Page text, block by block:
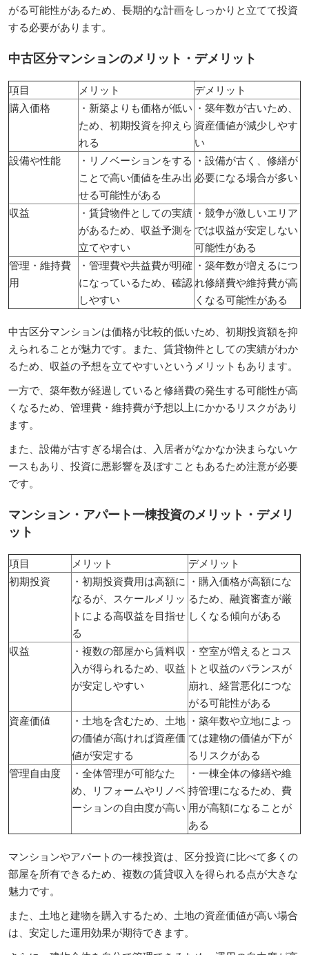
がる可能性があるため、長期的な計画をしっかりと立てて投資
する必要があります。
中古区分マンションのメリット・デメリット
項目 メリット
デメリット
購入価格
・新築よりも価格が低い
ため、初期投資を抑えら
れる
・築年数が古いため、
資産価値が減少しやす
い
設備や性能
・リノベーションをする
ことで高い価値を生み出
せる可能性がある
・設備が古く、修繕が
必要になる場合が多い
収益
・賃貸物件としての実績
があるため、収益予測を
立てやすい
・競争が激しいエリア
では収益が安定しない
可能性がある
管理・維持費
用
・管理費や共益費が明確
になっているため、確認
しやすい
・築年数が増えるにつ
れ修繕費や維持費が高
くなる可能性がある
中古区分マンションは価格が比較的低いため、初期投資額を抑
えられることが魅力です。また、賃貸物件としての実績がわか
るため、収益の予想を立てやすいというメリットもあります。
一方で、築年数が経過していると修繕費の発生する可能性が高
くなるため、管理費・維持費が予想以上にかかるリスクがあり
ます。
また、設備が古すぎる場合は、入居者がなかなか決まらないケ
ースもあり、投資に悪影響を及ぼすこともあるため注意が必要
です。
マンション・アパート一棟投資のメリット・デメリ
ット
項目 メリット
デメリット
初期投資
・初期投資費用は高額に
なるが、スケールメリッ
トによる高収益を目指せ
る
・購入価格が高額にな
るため、融資審査が厳
しくなる傾向がある
収益
・複数の部屋から賃料収
入が得られるため、収益
が安定しやすい
・空室が増えるとコス
トと収益のバランスが
崩れ、経営悪化につな
がる可能性がある
資産価値
・土地を含むため、土地
の価値が高ければ資産価
値が安定する
・築年数や立地によっ
ては建物の価値が下が
るリスクがある
管理自由度
・全体管理が可能なた
め、リフォームやリノベ
ーションの自由度が高い
・一棟全体の修繕や維
持管理になるため、費
用が高額になることが
ある
マンションやアパートの一棟投資は、区分投資に比べて多くの
部屋を所有できるため、複数の賃貸収入を得られる点が大きな
魅力です。
また、土地と建物を購入するため、土地の資産価値が高い場合
は、安定した運用効果が期待できます。